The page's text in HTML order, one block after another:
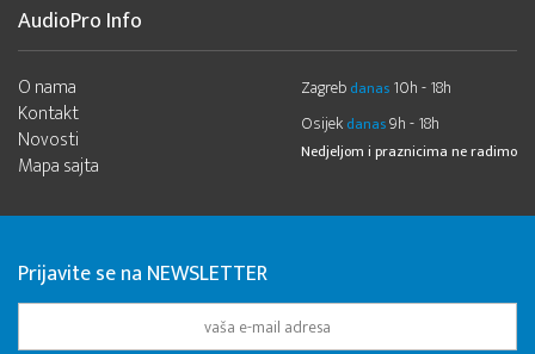
AudioPro Info
O nama
Kontakt
Novosti
Mapa sajta
Zagreb danas 10h - 18h
Osijek danas9h - 18h
Nedjeljom i praznicima ne radimo
Prijavite se na NEWSLETTER